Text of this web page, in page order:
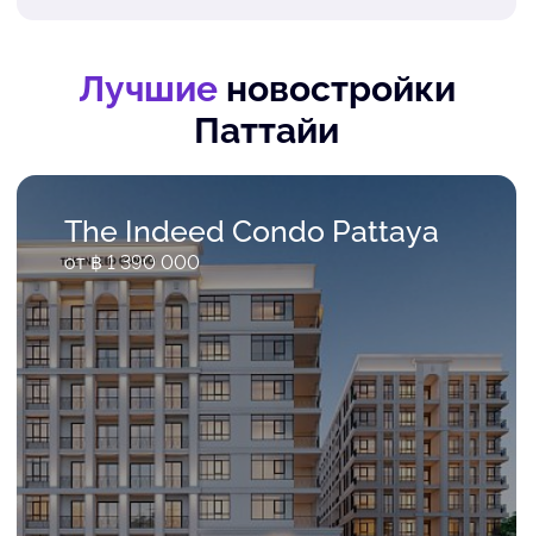
Лучшиеновостройки
Паттайи
The Indeed Condo Pattaya
от ฿ 1 390 000